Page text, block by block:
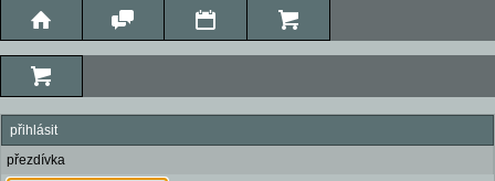
přihlásit
přezdívka